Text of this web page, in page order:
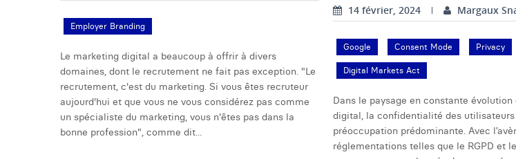
Employer Branding
Le marketing digital a beaucoup à offrir à divers
domaines, dont le recrutement ne fait pas exception. "Le
recrutement, c'est du marketing. Si vous êtes recruteur
aujourd'hui et que vous ne vous considérez pas comme
un spécialiste du marketing, vous n'êtes pas dans la
bonne profession", comme dit...
14 février, 2024 Margaux
Google Consent Mode Privacy
Digital Markets Act
Dans le paysage en constante
digital, la confidentialité des utilisateurs
préoccupation prédominante. Avec
réglementations telles que le RGPD et